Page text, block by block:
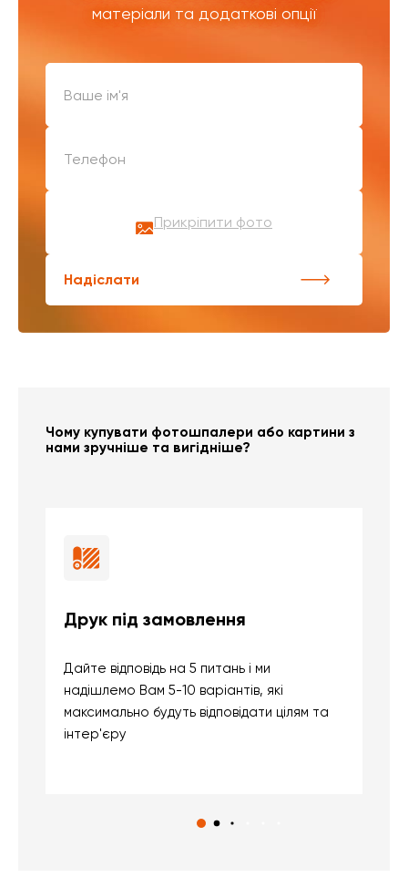
матеріали та додаткові опції
Прикріпити фото
Надіслати
Чому купувати фотошпалери або картини з
нами зручніше та вигідніше?
Друк під замовлення
Дайте відповідь на 5 питань і ми
надішлемо Вам 5-10 варіантів, які
максимально будуть відповідати цілям та
інтер'єру